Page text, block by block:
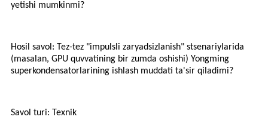
yetishi mumkinmi?
Hosil savol: Tez-tez "impulsli zaryadsizlanish" stsenariylarida
(masalan, GPU quvvatining bir zumda oshishi) Yongming
superkondensatorlarining ishlash muddati ta'sir qiladimi?
Savol turi: Texnik